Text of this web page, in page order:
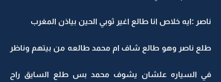
ناصر :ايه خلاص انا طالع اغير ثوبي الحين بياذن المغرب
طلع ناصر وهو طالع شاف ام محمد طالعه من بيتهم وناظر
في السياره علشان يشوف محمد بس طلع السايق راح